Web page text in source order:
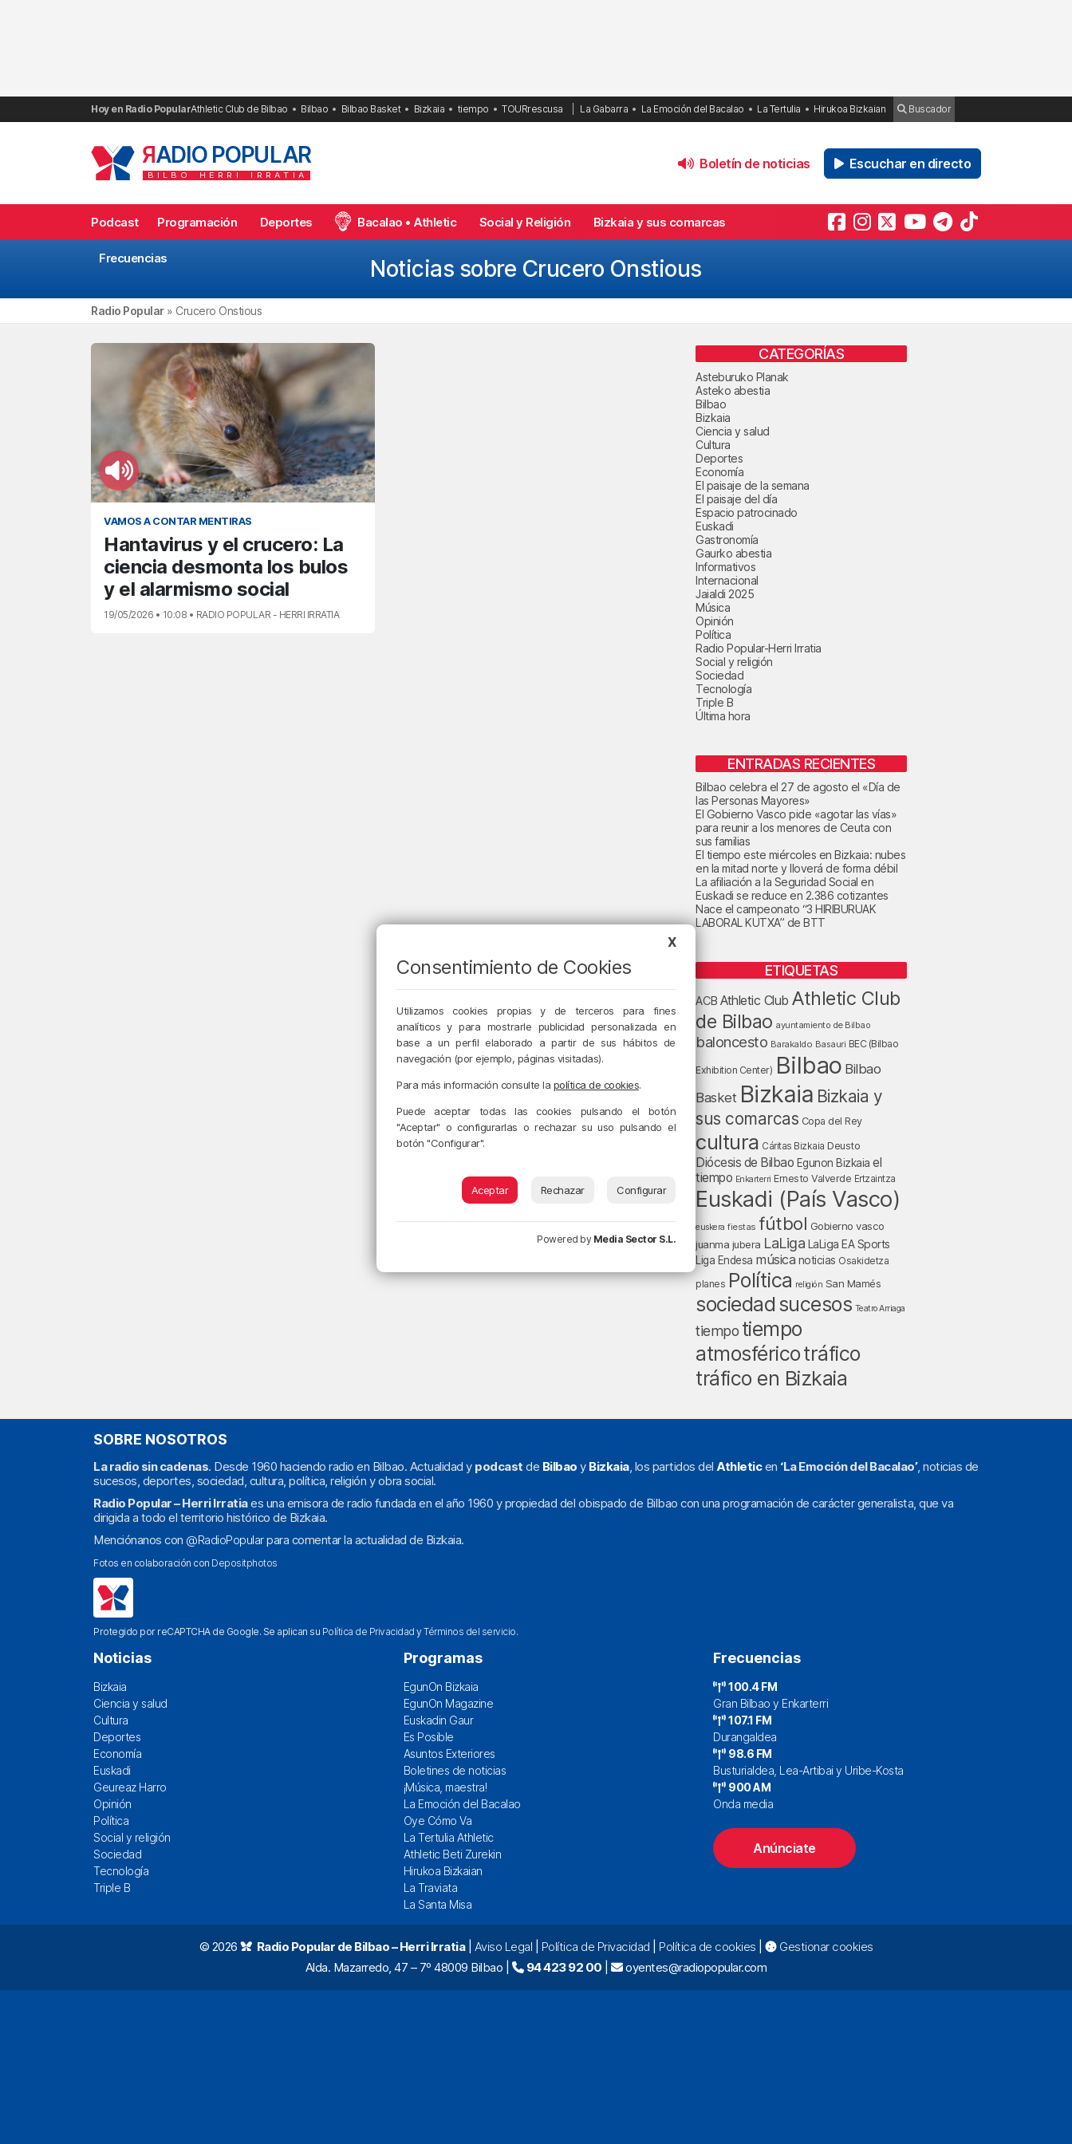
Hoy en Radio PopularAthletic Club de Bilbao Bilbao Bilbao Basket Bizkaia tiempo TOURrescusa La Gabarra La Emoción del Bacalao La Tertulia Hirukoa Bizkaian Buscador
RADIO POPULAR
BILBO HERRI IRRATIA
Boletín de noticias Escuchar en directo
Podcast Programación Deportes Bacalao • Athletic Social y Religión Bizkaia y sus comarcas
Frecuencias Noticias sobre Crucero Onstious
Radio Popular» Crucero Onstious
VAMOS A CONTAR MENTIRAS
Hantavirus y el crucero: La
ciencia desmonta los bulos
y el alarmismo social
19/05/2026 • 10:08 • RADIO POPULAR - HERRI IRRATIA
CATEGORÍAS
Asteburuko Planak
Asteko abestia
Bilbao
Bizkaia
Ciencia y salud
Cultura
Deportes
Economía
El paisaje de la semana
El paisaje del día
Espacio patrocinado
Euskadi
Gastronomía
Gaurko abestia
Informativos
Internacional
Jaialdi 2025
Música
Opinión
Política
Radio Popular-Herri Irratia
Social y religión
Sociedad
Tecnología
Triple B
Última hora
ENTRADAS RECIENTES
Bilbao celebra el 27 de agosto el «Día de
las Personas Mayores»
El Gobierno Vasco pide «agotar las vías»
para reunir a los menores de Ceuta con
sus familias
El tiempo este miércoles en Bizkaia: nubes
en la mitad norte y lloverá de forma débil
La afiliación a la Seguridad Social en
Euskadi se reduce en 2.386 cotizantes
Nace el campeonato “3 HIRIBURUAK
LABORAL KUTXA” de BTT
ETIQUETAS
ACB Athletic Club Athletic Club
de Bilbao ayuntamiento de Bilbao
baloncesto Barakaldo Basauri BEC (Bilbao
Exhibition Center) Bilbao Bilbao
Basket Bizkaia Bizkaia y
sus comarcas Copa del Rey
cultura Cáritas Bizkaia Deusto
Diócesis de Bilbao Egunon Bizkaia el
tiempo Enkarterri Ernesto Valverde Ertzaintza
Euskadi (País Vasco)
euskera fiestas fútbol Gobierno vasco
juanma jubera LaLiga LaLiga EA Sports
Liga Endesa música noticias Osakidetza
planes Política religión San Mamés
sociedad sucesos Teatro Arriaga
tiempo tiempo
atmosféricotráfico
tráfico en Bizkaia
SOBRE NOSOTROS
La radio sin cadenas. Desde 1960 haciendo radio en Bilbao. Actualidad y podcast de Bilbao y Bizkaia, los partidos del Athleticen ‘La Emoción del Bacalao’, noticias de
sucesos, deportes, sociedad, cultura, política, religión y obra social.
Radio Popular – Herri Irratiaes una emisora de radio fundada en el año 1960 y propiedad del obispado de Bilbao con una programación de carácter generalista, que va
dirigida a todo el territorio histórico de Bizkaia.
Menciónanos con @RadioPopularpara comentar la actualidad de Bizkaia.
Fotos en colaboración con Depositphotos
Protegido por reCAPTCHA de Google. Se aplican su Política de Privacidad yTérminos del servicio.
Noticias
Bizkaia
Ciencia y salud
Cultura
Deportes
Economía
Euskadi
Geureaz Harro
Opinión
Política
Social y religión
Sociedad
Tecnología
Triple B
Programas
EgunOn Bizkaia
EgunOn Magazine
Euskadin Gaur
Es Posible
Asuntos Exteriores
Boletines de noticias
¡Música, maestra!
La Emoción del Bacalao
Oye Cómo Va
La Tertulia Athletic
Athletic Beti Zurekin
Hirukoa Bizkaian
La Traviata
La Santa Misa
Frecuencias
100.4 FM
Gran Bilbao y Enkarterri
107.1 FM
Durangaldea
98.6 FM
Busturialdea, Lea-Artibai y Uribe-Kosta
900 AM
Onda media
Anúnciate
© 2026 Radio Popular de Bilbao – Herri Irratia| Aviso Legal Política de Privacidad Política de cookies
Gestionar cookies
Alda. Mazarredo, 47 – 7º 48009 Bilbao |
94 423 92 00 | oyentes@radiopopular.com
X
Consentimiento de Cookies
Utilizamos cookies propias y de terceros para fines
analíticos y para mostrarle publicidad personalizada en
base a un perfil elaborado a partir de sus hábitos de
navegación (por ejemplo, páginas visitadas).
Para más información consulte la política de cookies.
Puede aceptar todas las cookies pulsando el botón
"Aceptar" o configurarlas o rechazar su uso pulsando el
botón "Configurar".
Aceptar Rechazar Configurar
Powered by Media Sector S.L.